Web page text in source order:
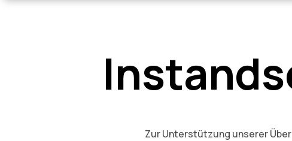
Zur Unterstützung unserer